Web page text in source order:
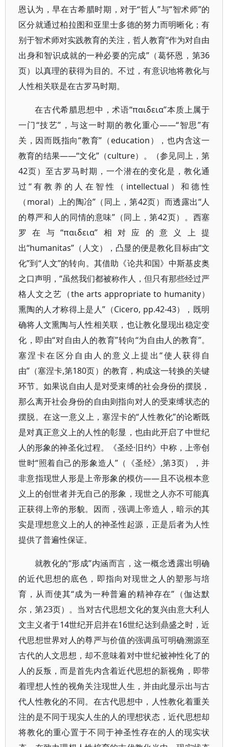
恩认为，早在古希腊时期，对于“哲人”与“智术师”的
区分就通过柏拉图和亚里士多德的努力而明晰化；有
别于智术师对实践教育的关注，哲人教育“作为对自由
出身和智识成就的一种必要的完成”（葛怀恩，第36
页）以真理的获得为目的。不过，有意识地将教化与
人性相关联是在古罗马时期。
在古代希腊思想中，术语“παιδεια”本质上属于
一门“技艺”，与这一时期的教化重心——“智思”有
关，因而既指向“教育”（education），也内含这一
教育的结果——“文化”（culture）。（参见同上，第
42页）至古罗马时期，一个潜在的变化是，教化通
过“有教养的人在智性（intellectual）和德性
（moral）上的陶冶”（同上，第42页）而透露出“人
的尊严和人的同情的意味”（同上，第42页）。西塞
罗在与“παιδεια”相对应的意义上提
出“humanitas”（人文），凸显的便是教化目标由“文
化”到“人文”的转向。其借助《论共和国》中斯基皮奥
之口声明，“虽然我们都被称作人，但只有那些经过严
格人文之艺（the arts appropriate to humanity）
熏陶的人才称得上是人”（Cicero, pp.42-43），既明
确将人文熏陶与人性相关联，也让教化显现出稳定变
化，即由“对自由人的教育”转向“为自由人的教育”。
塞涅卡在区分自由人的意义上提出“使人获得自
由”（塞涅卡,第180页）的教育，构成这一转换的关键
环节。如果说自由人是对受束缚的社会身份的摆脱，
那么离开社会身份的自由则指向对人的受束缚状态的
摆脱。在这一意义上，塞涅卡的“人性教化”的论断既
是对真正意义上的人性的彰显，也由此开启了中世纪
人的形象的神圣化过程。《圣经·旧约》中称，上帝创
世时“照着自己的形象造人”（《圣经》,第3页），并
非意指现世人形是上帝形象的模仿——且不说根本意
义上的创世者并无自己的形象，现世之人亦不可能真
正获得上帝的形貌。因而，强调上帝造人，暗示的其
实是理想意义上的人的神圣性起源，正是后者为人性
提供了普遍性保证。
就教化的“形成”内涵而言，这一概念透露出明确
的近代思想的底色，即指向对现世之人的塑形与培
育，从而使其“成为一种普遍的精神存在”（伽达默
尔，第23页）。当对古代思想文化的复兴由意大利人
文主义者于14世纪开启并在16世纪达到鼎盛之时，近
代思想世界对人的尊严与价值的强调虽可明确溯源至
古代的人文思想，却不意味着对中世纪被神性化了的
人的反叛，而是首先内含着近代思想的新视角，即带
着理想人性的视角关注现世人生，并由此显示出与古
代人性教化的不同。在古代思想中，人性教化着重关
注的是不同于现实人生的人的理想状态，近代思想却
将教化的重心置于不同于神圣性存在的人的现实状